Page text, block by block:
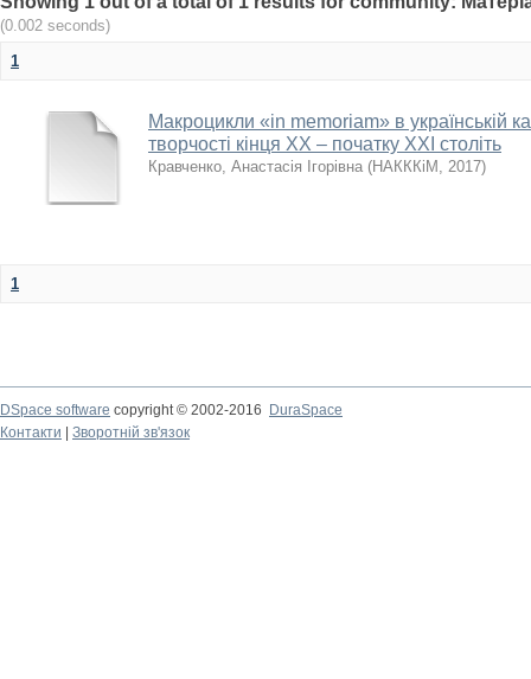
(0.002 seconds)
1
Макроцикли «in memoriam» в українській
творчості кінця ХХ – початку ХХІ століть
Кравченко, Анастасія Ігорівна (НАКККіМ , 2017)
1
DSpace software copyright © 2002-2016
DuraSpace
Контакти
Зворотній зв'язок